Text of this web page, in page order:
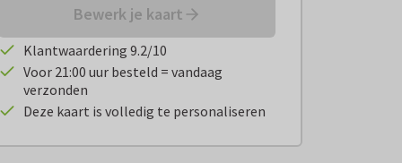
Bewerk je kaart
Klantwaardering 9.2/10
Voor 21:00 uur besteld = vandaag
verzonden
Deze kaart is volledig te personaliseren